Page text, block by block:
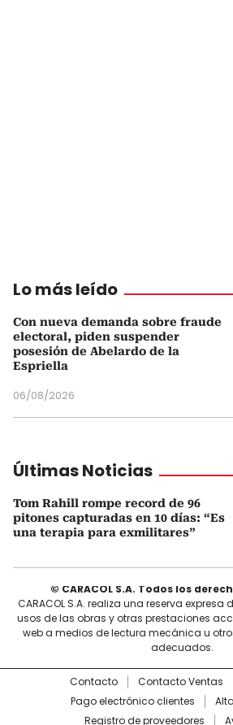
Lo más leído
Con nueva demanda sobre fraude
electoral, piden suspender
posesión de Abelardo de la
Espriella
06/08/2026
Últimas Noticias
Tom Rahill rompe record de 96
pitones capturadas en 10 días: “Es
una terapia para exmilitares”
© CARACOL S.A. Todos los
CARACOL S.A. realiza una reserva
usos de las obras y otras prestaciones
web a medios de lectura mecánica u
adecuados.
Contacto Contacto Ventas
Pago electrónico clientes
Registro de proveedores